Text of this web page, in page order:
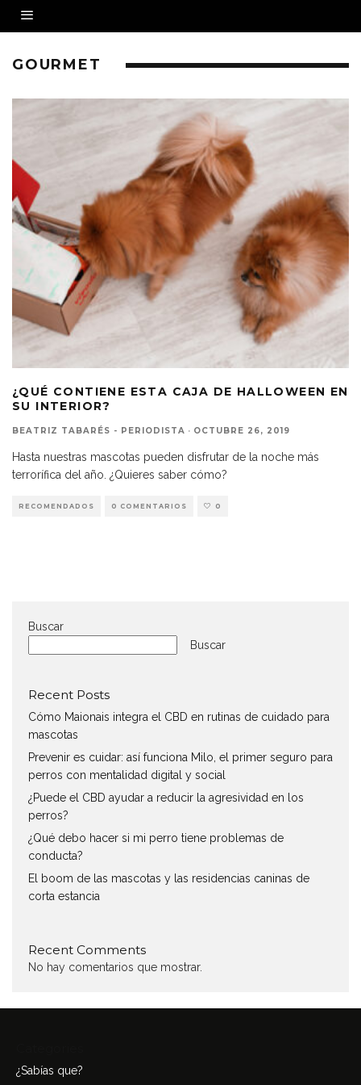
GOURMET
¿QUÉ CONTIENE ESTA CAJA DE HALLOWEEN EN
SU INTERIOR?
BEATRIZ TABARÉS - PERIODISTA · OCTUBRE 26, 2019
Hasta nuestras mascotas pueden disfrutar de la noche más
terrorífica del año. ¿Quieres saber cómo?
RECOMENDADOS 0 COMENTARIOS 0
Buscar
Buscar
Recent Posts
Cómo Maionais integra el CBD en rutinas de cuidado para
mascotas
Prevenir es cuidar: así funciona Milo, el primer seguro para
perros con mentalidad digital y social
¿Puede el CBD ayudar a reducir la agresividad en los
perros?
¿Qué debo hacer si mi perro tiene problemas de
conducta?
El boom de las mascotas y las residencias caninas de
corta estancia
Recent Comments
No hay comentarios que mostrar.
¿Sabías que?